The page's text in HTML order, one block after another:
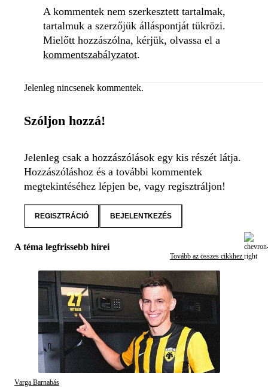
A kommentek nem szerkesztett tartalmak,
tartalmuk a szerzőjük álláspontját tükrözi.
Mielőtt hozzászólna, kérjük, olvassa el a
kommentszabályzatot.
Jelenleg nincsenek kommentek.
Szóljon hozzá!
Jelenleg csak a hozzászólások egy kis részét látja.
Hozzászóláshoz és a további kommentek
megtekintéséhez lépjen be, vagy regisztráljon!
REGISZTRÁCIÓ BEJELENTKEZÉS
A téma legfrissebb hírei
Tovább az összes cikkhez
Varga Barnabás